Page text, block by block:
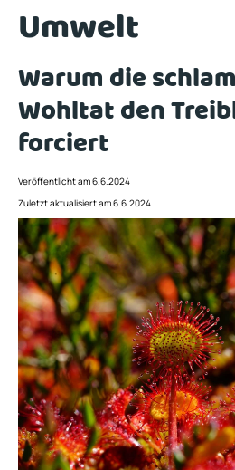
Umwelt
Warum die
Wohltat den
forciert
Veröffentlicht am 6.6.2024
Zuletzt aktualisiert am 6.6.2024